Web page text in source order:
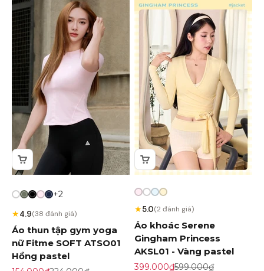
+2
★4.9(38 đánh giá)
Áo thun tập gym yoga
nữ Fitme SOFT ATSO01
Hồng pastel
★5.0(2 đánh giá)
Áo khoác Serene
Gingham Princess
AKSL01 - Vàng pastel
Giá khuyến mãi
399.000₫Giá gốc
599.000₫